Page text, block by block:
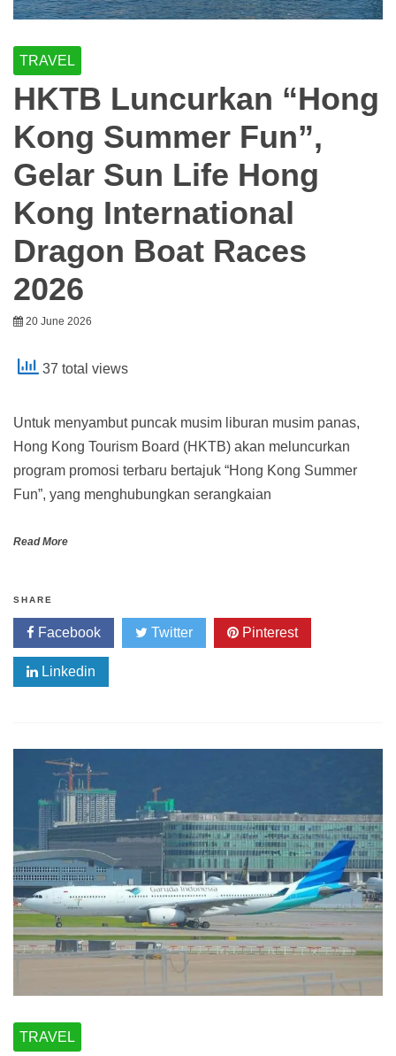
TRAVEL
HKTB Luncurkan “Hong
Kong Summer Fun”,
Gelar Sun Life Hong
Kong International
Dragon Boat Races
2026
20 June 2026
37 total views
Untuk menyambut puncak musim liburan musim panas,
Hong Kong Tourism Board (HKTB) akan meluncurkan
program promosi terbaru bertajuk “Hong Kong Summer
Fun”, yang menghubungkan serangkaian
Read More
SHARE
Facebook Twitter Pinterest
Linkedin
TRAVEL